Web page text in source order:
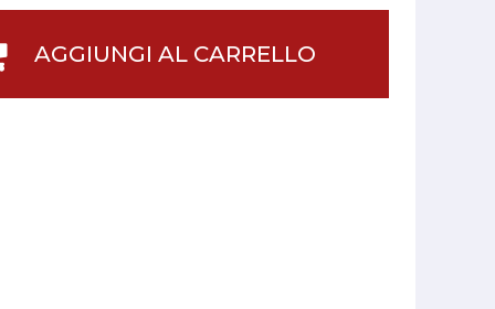
AGGIUNGI AL CARRELLO